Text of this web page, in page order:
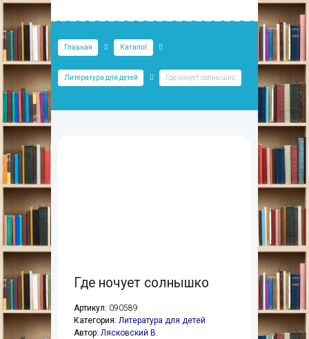
Главная Каталог
Литература для детей Где ночует солнышко
Где ночует солнышко
Артикул: 090589
Категория: Литература для детей
Автор: Лясковский В.